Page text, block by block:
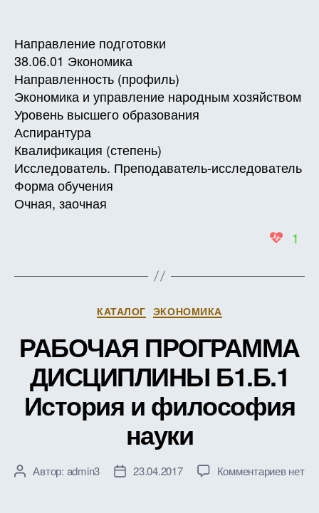
язык
Направление подготовки
38.06.01 Экономика
Направленность (профиль)
Экономика и управление народным хозяйством
Уровень высшего образования
Аспирантура
Квалификация (степень)
Исследователь. Преподаватель-исследователь
Форма обучения
Очная, заочная
1
Рубрики
КАТАЛОГ ЭКОНОМИКА
РАБОЧАЯ ПРОГРАММА
ДИСЦИПЛИНЫ Б1.Б.1
История и философия
науки
АвторАвтор: admin3
Дата23.04.2017 Комментариевк
нет